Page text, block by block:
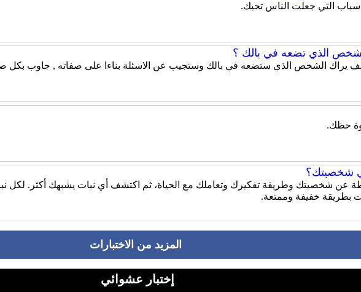
التي جعلت الناس تحبك.
الذي تضعه في بالك ؟
كيف يراك الشخص الذي ستضعه في بالك وستجيب عن الاسئلة بناءا على صفاته , جاوب بكل
حظك.
شخصيتك؟
بسيطة عن شخصيتك وطريقة تفكيرك وتعاملك مع الحياة، ثم اكتشف أي نبات يشبهك أكثر.
بطريقة خفيفة وممتعة.
المزيد من الاختبارات
إختبار عشوائي